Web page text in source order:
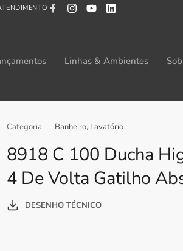
Linhas & Ambientes
Categoria Banheiro, Lavatório
8918 C 100 Ducha
4 De Volta Gatilho
DESENHO TÉCNICO